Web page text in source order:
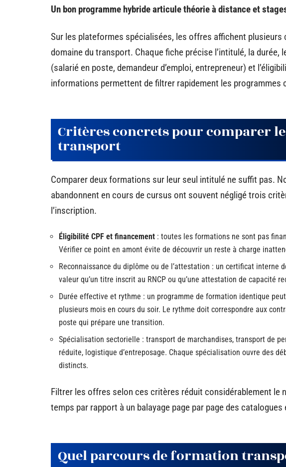
Un bon programme hybride articule théorie à distance et
Sur les plateformes spécialisées, les offres affichent plusieurs
domaine du transport. Chaque fiche précise l’intitulé, la
(salarié en poste, demandeur d’emploi, entrepreneur) et
informations permettent de filtrer rapidement les programmes
Critères concrets pour comparer
transport
Comparer deux formations sur leur seul intitulé ne suffit pas.
abandonnent en cours de cursus ont souvent négligé trois
l’inscription.
Éligibilité CPF et financement : toutes les formations ne sont pas
Vérifier ce point en amont évite de découvrir un reste à charge
Reconnaissance du diplôme ou de l’attestation : un certificat interne
valeur qu’un titre inscrit au RNCP ou qu’une attestation de capacité
Durée effective et rythme : un programme de formation identique
plusieurs mois en cours du soir. Le rythme doit correspondre aux
poste qui prépare une transition.
Spécialisation sectorielle : transport de marchandises, transport de
réduite, logistique d’entreposage. Chaque spécialisation ouvre des
distincts.
Filtrer les offres selon ces critères réduit considérablement le
temps par rapport à un balayage page par page des catalogues
Quel parcours de formation